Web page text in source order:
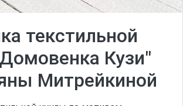
текстильной
Кузи"
Митрейкиной